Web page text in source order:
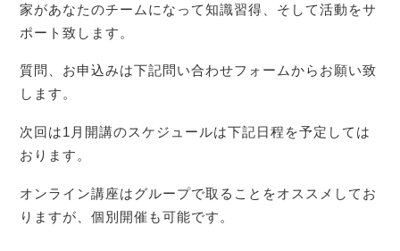
家があなたのチームになって知識習得、そして活動をサ
ポート致します。
質問、お申込みは下記問い合わせフォームからお願い致
します。
次回は1月開講のスケジュールは下記日程を予定しては
おります。
オンライン講座はグループで取ることをオススメしてお
りますが、個別開催も可能です。